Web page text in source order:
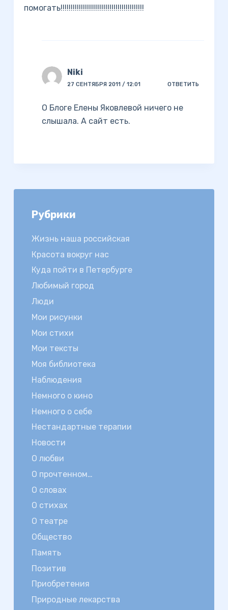
помогать!!!!!!!!!!!!!!!!!!!!!!!!!!!!!!!!!!!!!!!!!
Niki
27 СЕНТЯБРЯ 2011 / 12:01 ОТВЕТИТЬ
О Блоге Елены Яковлевой ничего не
слышала. А сайт есть.
Рубрики
Жизнь наша российская
Красота вокруг нас
Куда пойти в Петербурге
Любимый город
Люди
Мои рисунки
Мои стихи
Мои тексты
Моя библиотека
Наблюдения
Немного о кино
Немного о себе
Нестандартные терапии
Новости
О любви
О прочтенном…
О словах
О стихах
О театре
Общество
Память
Позитив
Приобретения
Природные лекарства